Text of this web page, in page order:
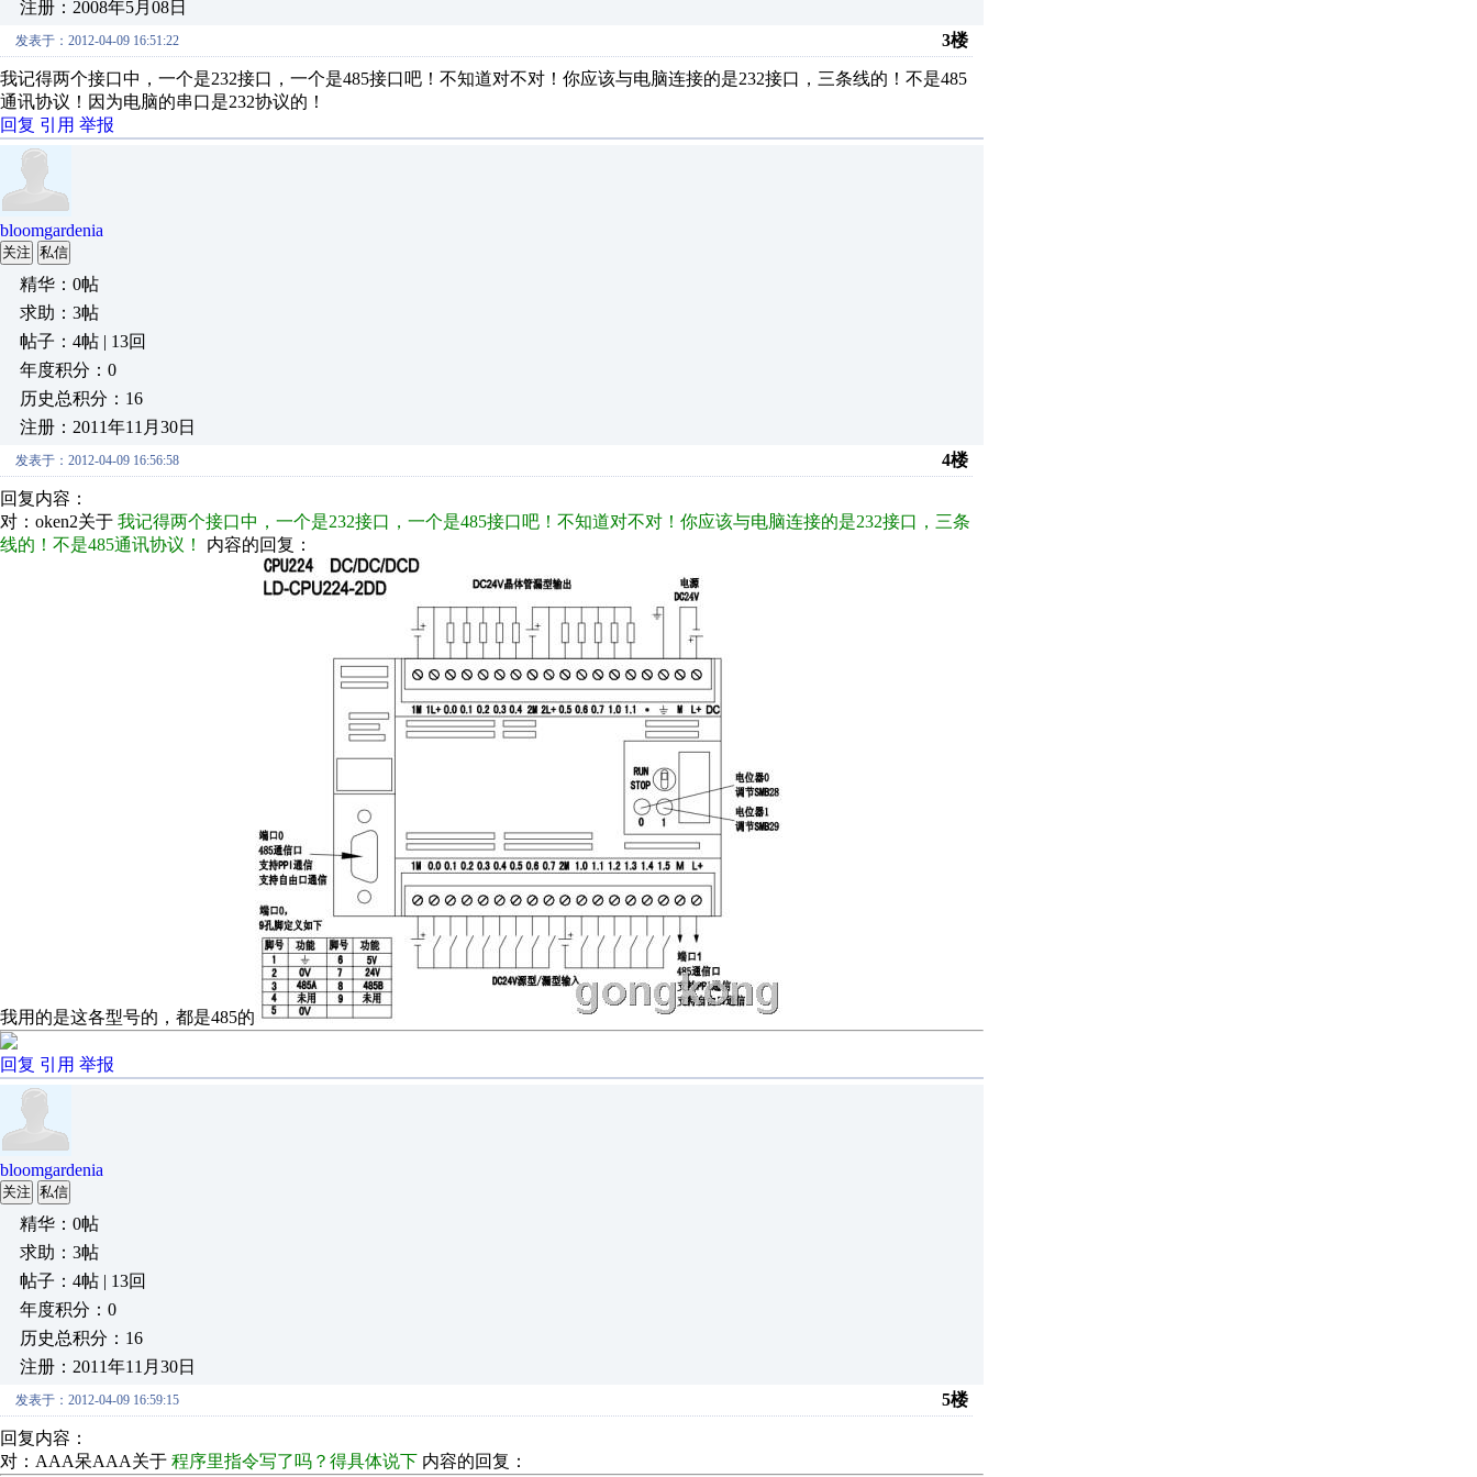
注册：2008年5月08日
发表于：2012-04-09 16:51:22 3楼
我记得两个接口中，一个是232接口，一个是485接口吧！不知道对不对！你应该与电脑连接的是232接口，三条线的！不是485
通讯协议！因为电脑的串口是232协议的！
回复 引用 举报
bloomgardenia
关注 私信
精华：0帖
求助：3帖
帖子：4帖 | 13回
年度积分：0
历史总积分：16
注册：2011年11月30日
发表于：2012-04-09 16:56:58 4楼
回复内容：
对：oken2关于 我记得两个接口中，一个是232接口，一个是485接口吧！不知道对不对！你应该与电脑连接的是232接口，三条
线的！不是485通讯协议！ 内容的回复：
我用的是这各型号的，都是485的
回复 引用 举报
bloomgardenia
关注 私信
精华：0帖
求助：3帖
帖子：4帖 | 13回
年度积分：0
历史总积分：16
注册：2011年11月30日
发表于：2012-04-09 16:59:15 5楼
回复内容：
对：AAA呆AAA关于 程序里指令写了吗？得具体说下 内容的回复：